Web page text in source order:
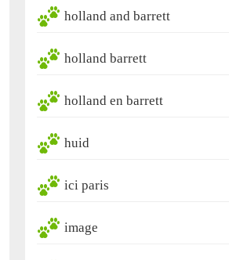
holland and barrett
holland barrett
holland en barrett
huid
ici paris
image